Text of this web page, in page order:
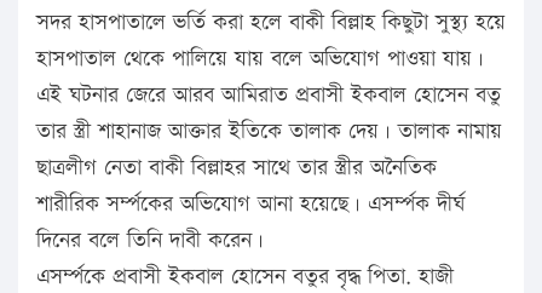
সদর হাসপাতালে ভর্তি করা হলে বাকী বিল্লাহ কিছুটা সুস্থ্য হয়ে
হাসপাতাল থেকে পালিয়ে যায় বলে অভিযোগ পাওয়া যায়।
এই ঘটনার জেরে আরব আমিরাত প্রবাসী ইকবাল হোসেন বতু
তার স্ত্রী শাহানাজ আক্তার ইতিকে তালাক দেয়। তালাক নামায়
ছাত্রলীগ নেতা বাকী বিল্লাহর সাথে তার স্ত্রীর অনৈতিক
শারীরিক সর্ম্পকের অভিযোগ আনা হয়েছে। এসর্ম্পক দীর্ঘ
দিনের বলে তিনি দাবী করেন।
এসর্ম্পকে প্রবাসী ইকবাল হোসেন বতুর বৃদ্ধ পিতা. হাজী